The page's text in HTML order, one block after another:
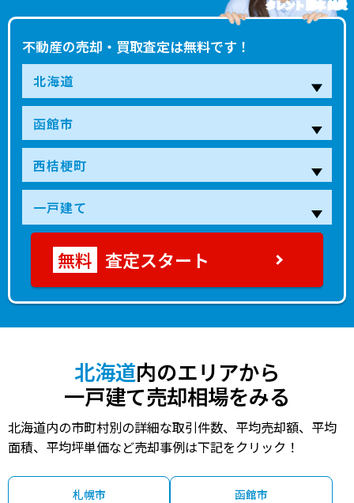
1,700 桔梗 10分 16 年 125.00㎡ 100.00㎡ 2022年第１四
1,100万円 桔梗 9分 12 年 175.00㎡ 100.00㎡ 2021年第４四
1,000万円 桔梗 10分 19 年 195.00㎡ 105.00㎡ 2021年第３四
1,400万円 桔梗 15分 10 年 135.00㎡ 95.00㎡ 2020年第４四
1,800万円 桔梗 15分 7 年 180.00㎡ 105.00㎡ 2020年第３四
330万円 桔梗 18分 36 年 790.00㎡ 90.00㎡ 2020年第３四
不動産の売却・買取査定は無料です！
タレント 藤本 美貴
査定スタート
北海道内のエリアから
一戸建て売却相場をみる
北海道内の市町村別の詳細な取引件数、平均売却額、平均
面積、平均坪単価など売却事例は下記をクリック！
札幌市 函館市